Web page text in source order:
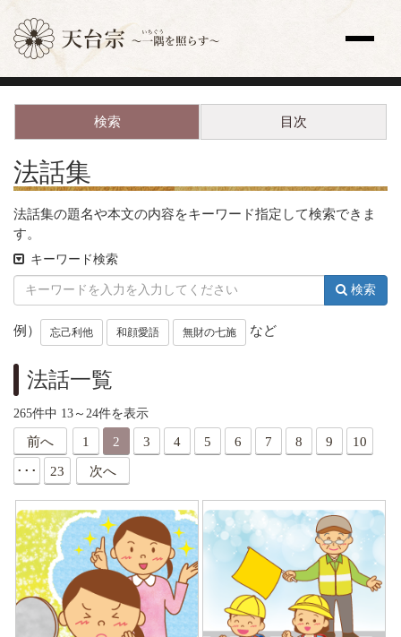
サイト内検索
トップページ
教え
宗祖・高祖・祖師・開祖
修行
法要
天台声明（てんだいしょうみょう）
全国の寺院
海外の寺院
寺院紹介
天台宗リンク集
全国の行事
行事報告
出版刊行物
天台ブックレット
天台ジャーナル
年中行事リーフレット(しおり)
天台宗開運招福カレンダー
ほとけさまのサイン
検索 目次
法話集
法話集の題名や本文の内容をキーワード指定して検索できま
す。
キーワード検索
検索
例） 忘己利他 和顔愛語 無財の七施 など
法話一覧
265件中 13～24件を表示
前へ 1 2 3 4 5 6 7 8 9 10
･･･ 23 次へ